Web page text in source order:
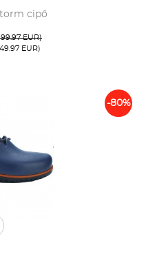
cipő
EUR)
EUR)
-80%